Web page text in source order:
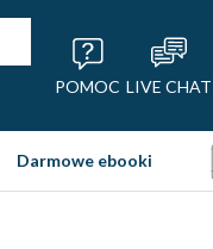
POMOC LIVE CHAT
Darmowe ebooki